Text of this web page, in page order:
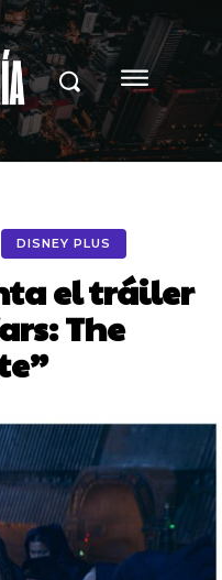
DISNEY PLUS
el tráiler
The